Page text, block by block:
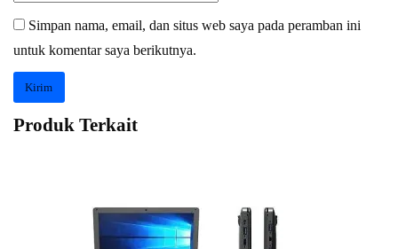
Simpan nama, email, dan situs web saya pada peramban ini
untuk komentar saya berikutnya.
Produk Terkait